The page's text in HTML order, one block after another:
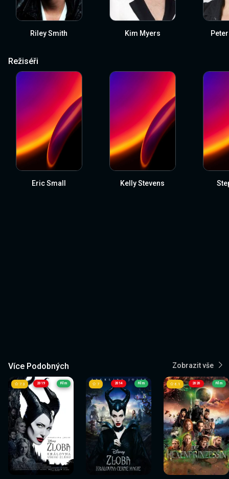
Riley Smith Kim Myers
Režiséři
Eric Small Kelly Stevens
Více Podobných Zobrazit vše
2019
Sledovat
nyní
7.3 Film
Sledovat
nyní
2014
Sledovat
nyní
7 Film
Sledovat
nyní
2020
Sledovat
nyní
6.1 Film
Sledovat
nyní